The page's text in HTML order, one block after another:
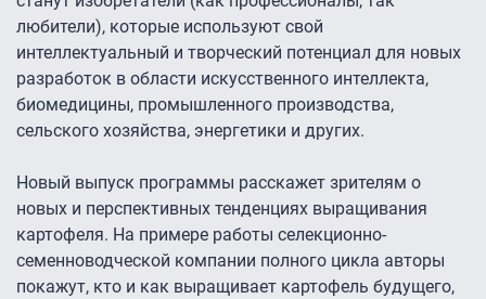
любители), которые используют свой
интеллектуальный и творческий потенциал для новых
разработок в области искусственного интеллекта,
биомедицины, промышленного производства,
сельского хозяйства, энергетики и других.
Новый выпуск программы расскажет зрителям о
новых и перспективных тенденциях выращивания
картофеля. На примере работы селекционно-
семенноводческой компании полного цикла авторы
покажут, кто и как выращивает картофель будущего,